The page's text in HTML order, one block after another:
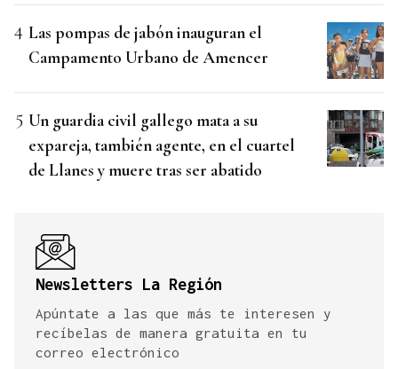
Las pompas de jabón inauguran el
Campamento Urbano de Amencer
Un guardia civil gallego mata a su
expareja, también agente, en el cuartel
de Llanes y muere tras ser abatido
Newsletters La Región
Apúntate a las que más te interesen y
recíbelas de manera gratuita en tu
correo electrónico